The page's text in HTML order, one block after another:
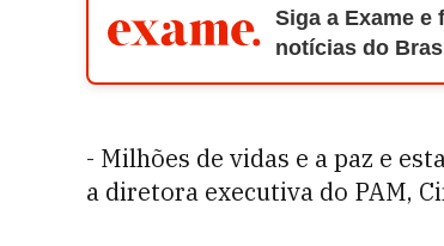
Siga a Exame
notícias do
- Milhões de vidas e a paz e
a diretora executiva do PAM,